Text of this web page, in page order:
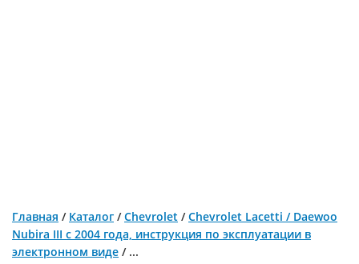
Главная / Каталог /Chevrolet /Chevrolet Lacetti / Daewoo
Nubira III с 2004 года, инструкция по эксплуатации в
электронном виде / ...